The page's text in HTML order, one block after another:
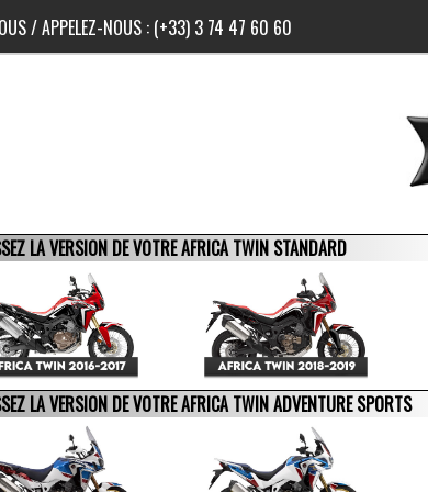
/ APPELEZ-NOUS : (+33) 3 74 47 60 60
LA VERSION DE VOTRE AFRICA TWIN STANDARD
LA VERSION DE VOTRE AFRICA TWIN ADVENTURE SPORTS